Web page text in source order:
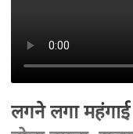
लगने लगा महंगाई